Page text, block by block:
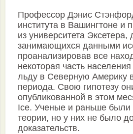
Профессор Дэнис
института в Вашингтоне
из университета
занимающихся данными
проанализировав все
некоторая часть
льду в Северную Америку
периода. Свою гипотезу
опубликованной в этом
Ice. Ученые и раньше
теории, но у них не было
доказательств.